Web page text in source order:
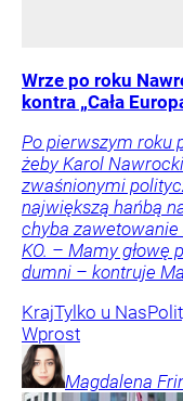
Wrze po roku
kontra „Cała
Po pierwszym roku
żeby Karol
zwaśnionymi
największą hańbą
chyba zawetowanie
KO. – Mamy głowę
dumni – kontruje
KrajTylko u Nas
Wprost
Magdalena